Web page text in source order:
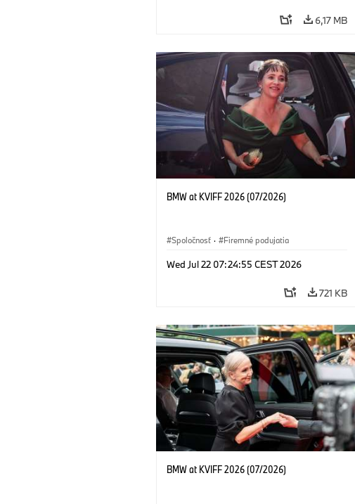
6,17 MB
BMW at KVIFF 2026 (07/2026)
Spoločnosť · Firemné podujatia
Wed Jul 22 07:24:55 CEST 2026
721 KB
BMW at KVIFF 2026 (07/2026)